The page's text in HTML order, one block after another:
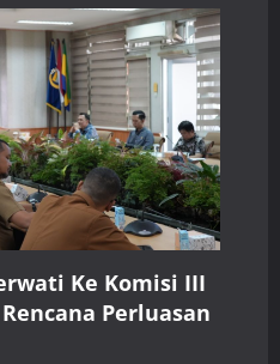
Ke Komisi III
Perluasan